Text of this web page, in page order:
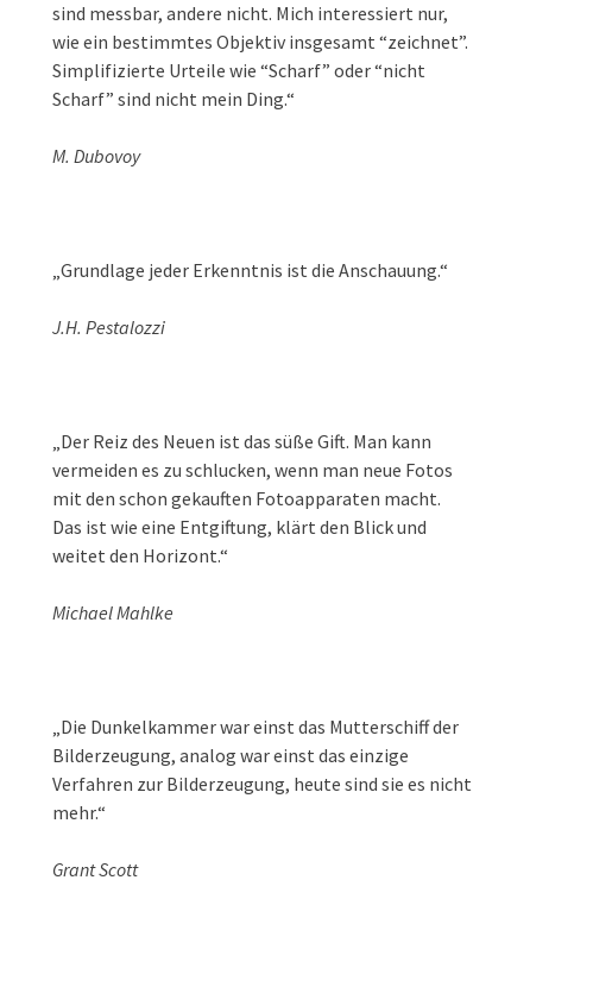
sind messbar, andere nicht. Mich interessiert nur,
wie ein bestimmtes Objektiv insgesamt “zeichnet”.
Simplifizierte Urteile wie “Scharf” oder “nicht
Scharf” sind nicht mein Ding.“
M. Dubovoy
„Grundlage jeder Erkenntnis ist die Anschauung.“
J.H. Pestalozzi
„Der Reiz des Neuen ist das süße Gift. Man kann
vermeiden es zu schlucken, wenn man neue Fotos
mit den schon gekauften Fotoapparaten macht.
Das ist wie eine Entgiftung, klärt den Blick und
weitet den Horizont.“
Michael Mahlke
„Die Dunkelkammer war einst das Mutterschiff der
Bilderzeugung, analog war einst das einzige
Verfahren zur Bilderzeugung, heute sind sie es nicht
mehr.“
Grant Scott